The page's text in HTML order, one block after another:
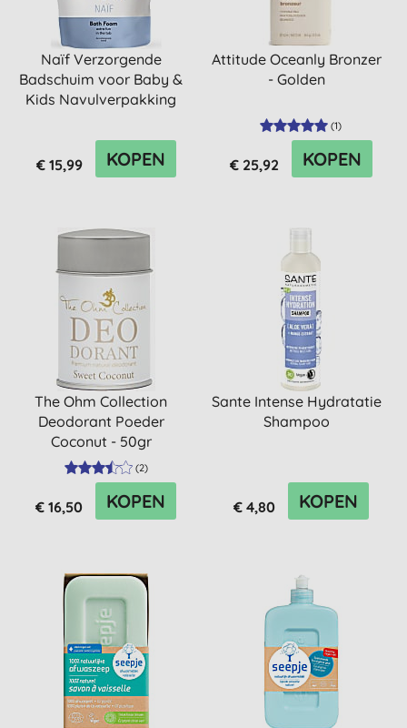
Naïf Verzorgende
Badschuim voor Baby &
Kids Navulverpakking
€ 15,99 KOPEN
Attitude Oceanly Bronzer
- Golden
(1)
€ 25,92 KOPEN
The Ohm Collection
Deodorant Poeder
Coconut - 50gr
(2)
€ 16,50 KOPEN
Sante Intense Hydratatie
Shampoo
€ 4,80 KOPEN